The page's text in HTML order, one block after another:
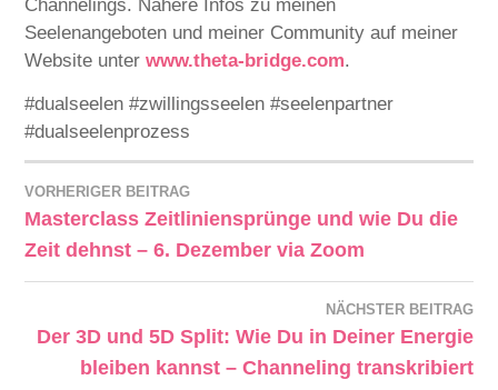
Channelings. Nähere Infos zu meinen
Seelenangeboten und meiner Community auf meiner
Website unter⁠⁠⁠⁠⁠⁠⁠⁠⁠⁠⁠⁠⁠⁠⁠⁠⁠⁠⁠⁠⁠⁠⁠⁠⁠⁠⁠⁠⁠⁠⁠⁠⁠⁠⁠⁠⁠⁠⁠⁠⁠⁠⁠⁠⁠⁠⁠⁠⁠⁠⁠⁠⁠⁠⁠⁠⁠⁠⁠⁠⁠⁠⁠⁠⁠⁠⁠⁠⁠⁠⁠⁠⁠⁠www.theta-bridge.com⁠⁠⁠⁠⁠⁠⁠⁠⁠⁠⁠⁠⁠⁠⁠⁠⁠⁠⁠⁠⁠⁠⁠⁠⁠⁠⁠⁠⁠⁠⁠⁠⁠⁠⁠⁠⁠⁠⁠⁠⁠⁠⁠⁠⁠⁠⁠⁠⁠⁠⁠⁠⁠⁠⁠⁠⁠⁠⁠⁠⁠⁠⁠⁠⁠⁠⁠⁠⁠⁠⁠⁠⁠⁠.
#dualseelen #zwillingsseelen #seelenpartner
#dualseelenprozess
VORHERIGER BEITRAG
Masterclass Zeitliniensprünge und wie Du die
Zeit dehnst – 6. Dezember via Zoom
NÄCHSTER BEITRAG
Der 3D und 5D Split: Wie Du in Deiner Energie
bleiben kannst – Channeling transkribiert